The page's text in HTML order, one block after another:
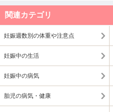
関連カテゴリ
妊娠週数別の体重や注意点
妊娠中の生活
妊娠中の病気
胎児の病気・健康